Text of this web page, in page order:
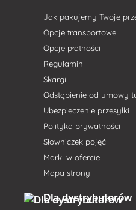
Jak pakujemy Twoje
Opcje transportowe
Opcje płatności
Regulamin
Skargi
Odstąpienie od umowy
Ubezpieczenie przesyłki
Polityka prywatności
Słowniczek pojęć
Marki w ofercie
Mapa strony
Dla dystrybutorów